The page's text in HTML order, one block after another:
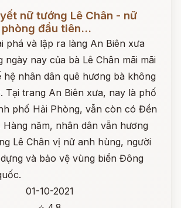
nữ tướng Lê Chân - nữ
đầu tiên...
phá và lập ra làng An Biên xưa
ngày nay của bà Lê Chân mãi mãi
nhân dân quê hương bà không
Tại trang An Biên xưa, nay là phố
phố Hải Phòng, vẫn còn có Đền
Hàng năm, nhân dân vẫn hương
Lê Chân vị nữ anh hùng, người
và bảo vệ vùng biển Đông
01-10-2021